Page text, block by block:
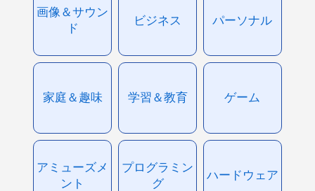
画像＆サウン
ド
ビジネス パーソナル
家庭＆趣味 学習＆教育 ゲーム
アミューズメ
ント
プログラミン
グ
ハードウェア